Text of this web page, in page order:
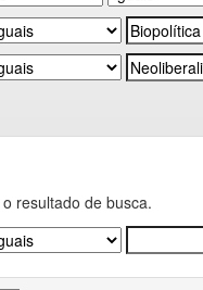
resultado de busca.